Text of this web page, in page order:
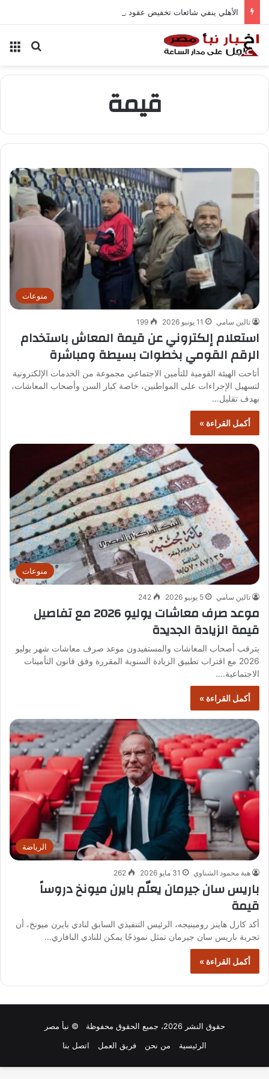
الأهلي ينفي شائعات تخفيض عقود زيزو والشناوي
بحث
قيمة
منوعات
تالين سامي 11 يونيو 2026 199
استعلام إلكتروني عن قيمة المعاش باستخدام
الرقم القومي بخطوات بسيطة ومباشرة
أتاحت الهيئة القومية للتأمين الاجتماعي مجموعة من الخدمات الإلكترونية
لتسهيل الإجراءات على المواطنين، خاصة كبار السن وأصحاب المعاشات،
بهدف تقليل…
أكمل القراءة »
منوعات
تالين سامي 5 يونيو 2026 242
موعد صرف معاشات يوليو 2026 مع تفاصيل
قيمة الزيادة الجديدة
يترقب أصحاب المعاشات والمستفيدون موعد صرف معاشات شهر يوليو
2026 مع اقتراب تطبيق الزيادة السنوية المقررة وفق قانون التأمينات
الاجتماعية.…
أكمل القراءة »
الرياضة
هبة محمود الشناوي 31 مايو 2026 262
باريس سان جيرمان يعلّم بايرن ميونخ دروساً
قيمة
أكد كارل هاينز رومينيجه، الرئيس التنفيذي السابق لنادي بايرن ميونخ، أن
تجربة باريس سان جيرمان تمثل نموذجًا يمكن للنادي البافاري…
أكمل القراءة »
حقوق النشر 2026، جميع الحقوق محفوظة © نبأ مصر
الرئيسية
من نحن فريق العمل اتصل بنا